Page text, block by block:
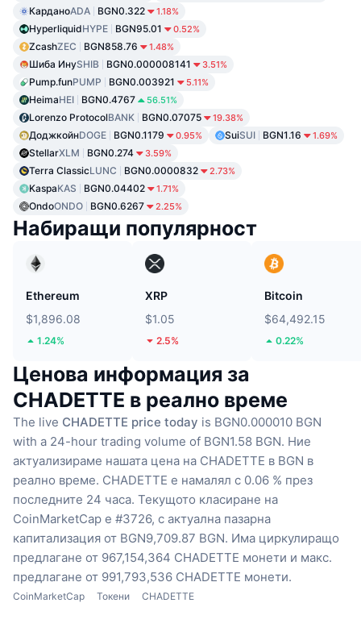
КарданоADA BGN0.322 1.18%
HyperliquidHYPE BGN95.01 0.52%
ZcashZEC BGN858.76 1.48%
Шиба ИнуSHIB BGN0.000008141 3.51%
Pump.funPUMP BGN0.003921 5.11%
HeimaHEI BGN0.4767 56.51%
Lorenzo ProtocolBANK BGN0.07075 19.38%
ДоджкойнDOGE BGN0.1179 0.95% SuiSUI BGN1.16 1.69%
StellarXLM BGN0.274 3.59%
Terra ClassicLUNC BGN0.0000832 2.73%
KaspaKAS BGN0.04402 1.71%
OndoONDO BGN0.6267 2.25%
Набиращи популярност
Ethereum
$1,896.08
1.24%
XRP
$1.05
2.5%
Bitcoin
$64,492.15
0.22%
Ценова информация за
CHADETTE в реално време
The live CHADETTE price today is BGN0.000010 BGN
with a 24-hour trading volume of BGN1.58 BGN. Ние
актуализираме нашата цена на CHADETTE в BGN в
реално време. CHADETTE е намалял с 0.06 % през
последните 24 часа. Текущото класиране на
CoinMarketCap е #3726, с актуална пазарна
капитализация от BGN9,709.87 BGN. Има циркулиращо
предлагане от 967,154,364 CHADETTE монети и макс.
предлагане от 991,793,536 CHADETTE монети.
CoinMarketCap Токени CHADETTE